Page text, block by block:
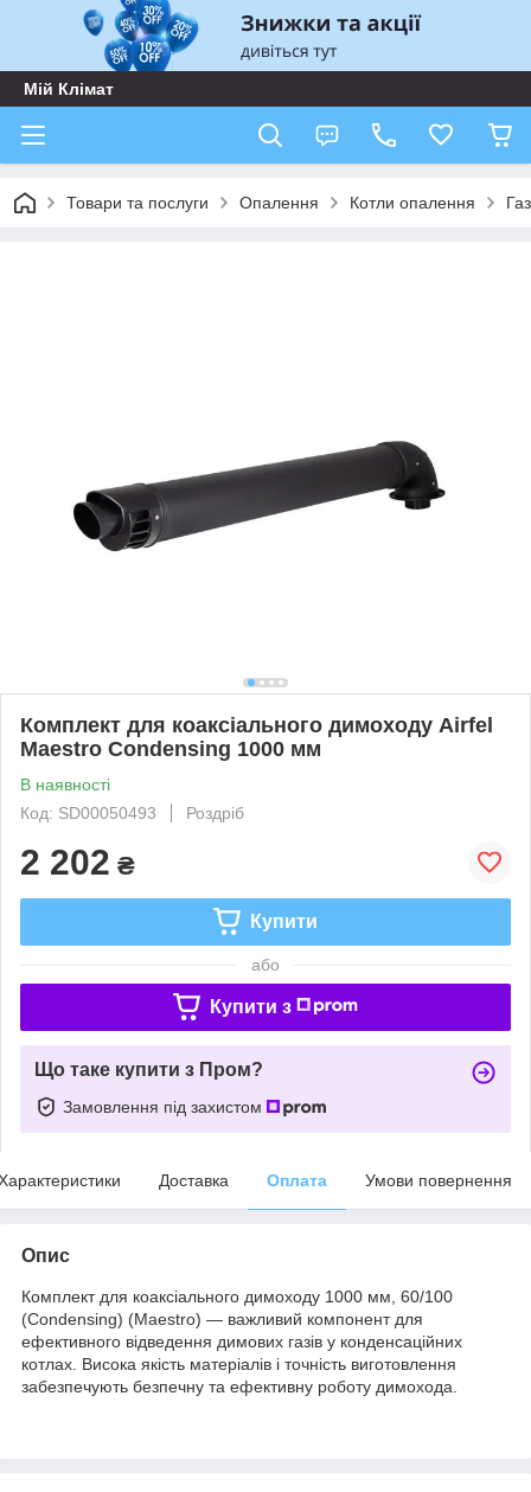
Мій Клімат
Товари та послуги Опалення Котли опалення
Комплект для коаксіального димоходу Airfel
Maestro Condensing 1000 мм
В наявності
Код: SD00050493
Роздріб
2 202 ₴
Купити
або
Купити з
Що таке купити з Пром?
Замовлення під захистом
Доставка Оплата Умови повернення
Опис
Комплект для коаксіального димоходу 1000 мм, 60/100
(Condensing) (Maestro) — важливий компонент для
ефективного відведення димових газів у конденсаційних
котлах. Висока якість матеріалів і точність виготовлення
забезпечують безпечну та ефективну роботу димохода.